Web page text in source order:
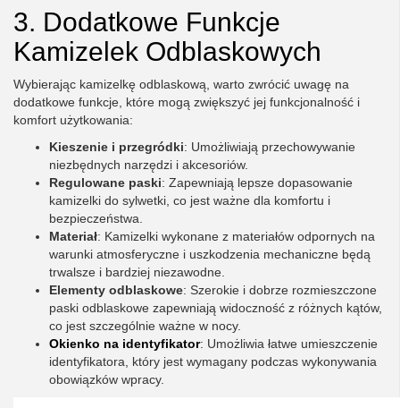
3. Dodatkowe Funkcje
Kamizelek Odblaskowych
Wybierając kamizelkę odblaskową, warto zwrócić uwagę na
dodatkowe funkcje, które mogą zwiększyć jej funkcjonalność i
komfort użytkowania:
Kieszenie i przegródki: Umożliwiają przechowywanie
niezbędnych narzędzi i akcesoriów.
Regulowane paski: Zapewniają lepsze dopasowanie
kamizelki do sylwetki, co jest ważne dla komfortu i
bezpieczeństwa.
Materiał: Kamizelki wykonane z materiałów odpornych na
warunki atmosferyczne i uszkodzenia mechaniczne będą
trwalsze i bardziej niezawodne.
Elementy odblaskowe: Szerokie i dobrze rozmieszczone
paski odblaskowe zapewniają widoczność z różnych kątów,
co jest szczególnie ważne w nocy.
Okienko na identyfikator: Umożliwia łatwe umieszczenie
identyfikatora, który jest wymagany podczas wykonywania
obowiązków wpracy.